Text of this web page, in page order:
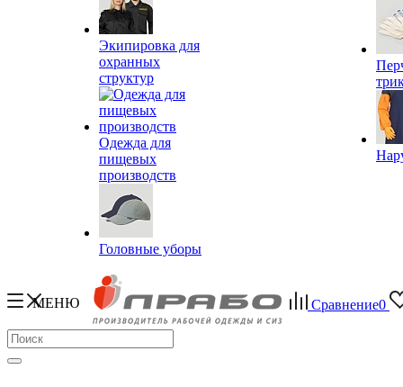
Экипировка для
охранных
структур
Одежда для
пищевых
производств
Головные уборы
МЕНЮ Сравнение0